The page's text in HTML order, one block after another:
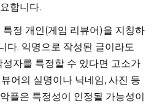
합니다.
특정 개인(게임 리뷰어)을 지칭하
다. 익명으로 작성된 글이라도
자를 특정할 수 있다면 고소가
어의 실명이나 닉네임, 사진 등
플은 특정성이 인정될 가능성이